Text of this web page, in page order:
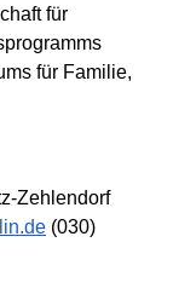
für
für Familie,
Zehlendorf
(030)